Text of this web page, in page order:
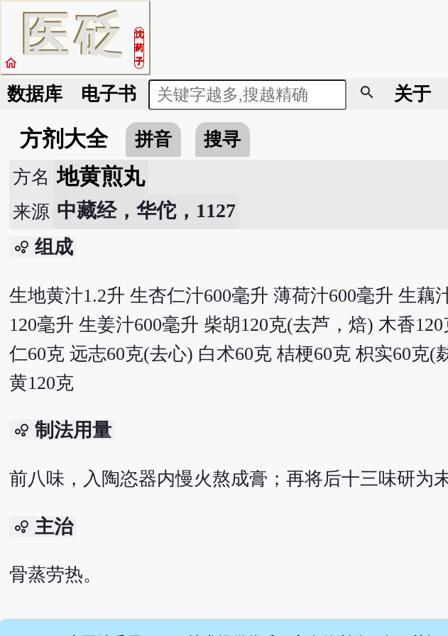
医砭
沈
药
子
home
数据库 电子书 search 关于
方剂大全 拼音 搜寻
方名 地黄煎丸
来源 中藏经，华佗，1127
bubble_chart 组成
生地黄汁1.2升 生杏仁汁600毫升 薄荷汁600毫升 生藕
120毫升 生姜汁600毫升 柴胡120克(去芦，焙) 木香
仁60克 远志60克(去心) 白术60克 桔梗60克 枳实60克
黄120克
bubble_chart 制法用量
前八味，入陶恣器内慢火熬成膏；再将后十三味研为
bubble_chart 主治
骨蒸劳热。